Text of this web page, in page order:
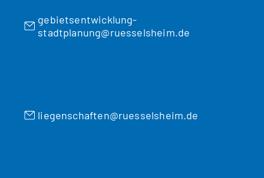
gebietsentwicklung-
stadtplanung
ruesselsheim de
liegenschaften ruesselsheim de